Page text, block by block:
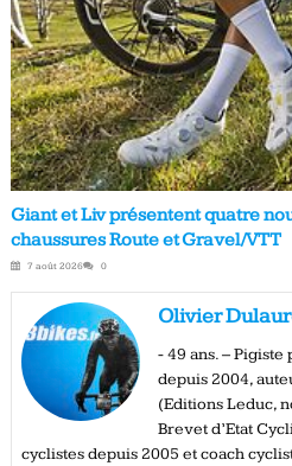
Giant et Liv présentent quatre
chaussures Route et Gravel/VTT
7 août 2026 0
Olivier
- 49 ans. –
depuis 2004,
(Editions Leduc,
Brevet d’Etat
cyclistes depuis 2005 et coach